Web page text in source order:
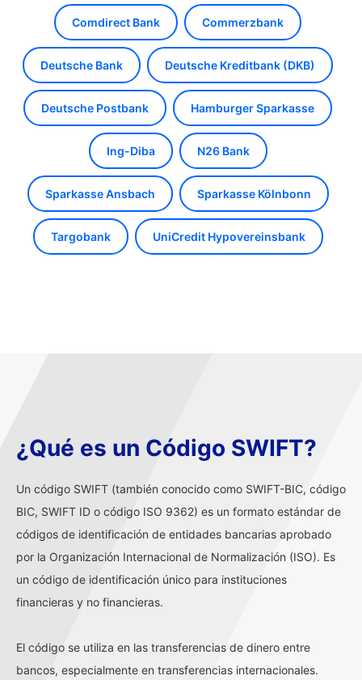
Comdirect Bank Commerzbank
Deutsche Bank Deutsche Kreditbank (DKB)
Deutsche Postbank Hamburger Sparkasse
Ing-Diba N26 Bank
Sparkasse Ansbach Sparkasse Kölnbonn
Targobank UniCredit Hypovereinsbank
¿Qué es un Código SWIFT?
Un código SWIFT (también conocido como SWIFT-BIC, código
BIC, SWIFT ID o código ISO 9362) es un formato estándar de
códigos de identificación de entidades bancarias aprobado
por la Organización Internacional de Normalización (ISO). Es
un código de identificación único para instituciones
financieras y no financieras.
El código se utiliza en las transferencias de dinero entre
bancos, especialmente en transferencias internacionales.